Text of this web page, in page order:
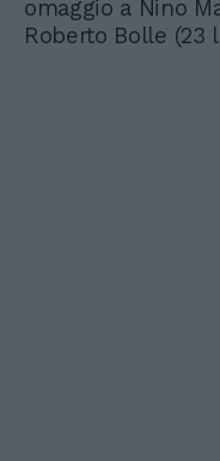
omaggio a Nino
Roberto Bolle (23